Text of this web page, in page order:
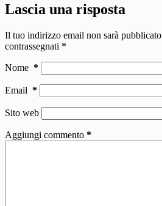
Lascia una risposta
Il tuo indirizzo email non sarà
contrassegnati *
Nome *
Email *
Sito web
Aggiungi commento *